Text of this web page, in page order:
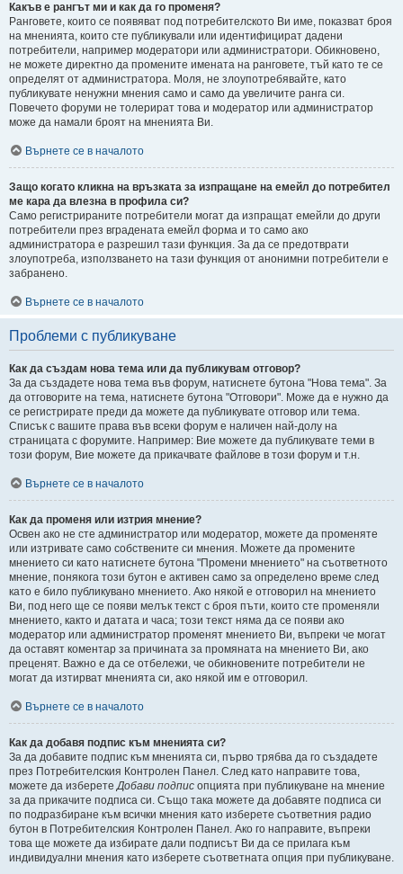
Какъв е рангът ми и как да го променя?
Ранговете, които се появяват под потребителското Ви име, показват броя
на мненията, които сте публикували или идентифицират дадени
потребители, например модератори или администратори. Обикновено,
не можете директно да промените имената на ранговете, тъй като те се
определят от администратора. Моля, не злоупотребявайте, като
публикувате ненужни мнения само и само да увеличите ранга си.
Повечето форуми не толерират това и модератор или администратор
може да намали броят на мненията Ви.
Върнете се в началото
Защо когато кликна на връзката за изпращане на емейл до потребител
ме кара да влезна в профила си?
Само регистрираните потребители могат да изпращат емейли до други
потребители през вградената емейл форма и то само ако
администратора е разрешил тази функция. За да се предотврати
злоупотреба, използването на тази функция от анонимни потребители е
забранено.
Върнете се в началото
Проблеми с публикуване
Как да създам нова тема или да публикувам отговор?
За да създадете нова тема във форум, натиснете бутона "Нова тема". За
да отговорите на тема, натиснете бутона "Отговори". Може да е нужно да
се регистрирате преди да можете да публикувате отговор или тема.
Списък с вашите права във всеки форум е наличен най-долу на
страницата с форумите. Например: Вие можете да публикувате теми в
този форум, Вие можете да прикачвате файлове в този форум и т.н.
Върнете се в началото
Как да променя или изтрия мнение?
Освен ако не сте администратор или модератор, можете да променяте
или изтривате само собствените си мнения. Можете да промените
мнението си като натиснете бутона "Промени мнението" на съответното
мнение, понякога този бутон е активен само за определено време след
като е било публикувано мнението. Ако някой е отговорил на мнението
Ви, под него ще се появи мелък текст с броя пъти, които сте променяли
мнението, както и датата и часа; този текст няма да се появи ако
модератор или администратор променят мнението Ви, въпреки че могат
да оставят коментар за причината за промяната на мнението Ви, ако
преценят. Важно е да се отбележи, че обикновените потребители не
могат да изтирват мненията си, ако някой им е отговорил.
Върнете се в началото
Как да добавя подпис към мненията си?
За да добавите подпис към мненията си, първо трябва да го създадете
през Потребителския Контролен Панел. След като направите това,
можете да изберетеДобави подпис опцията при публикуване на мнение
за да прикачите подписа си. Също така можете да добавяте подписа си
по подразбиране към всички мнения като изберете съответния радио
бутон в Потребителския Контролен Панел. Ако го направите, въпреки
това ще можете да избирате дали подписът Ви да се прилага към
индивидуални мнения като изберете съответната опция при публикуване.